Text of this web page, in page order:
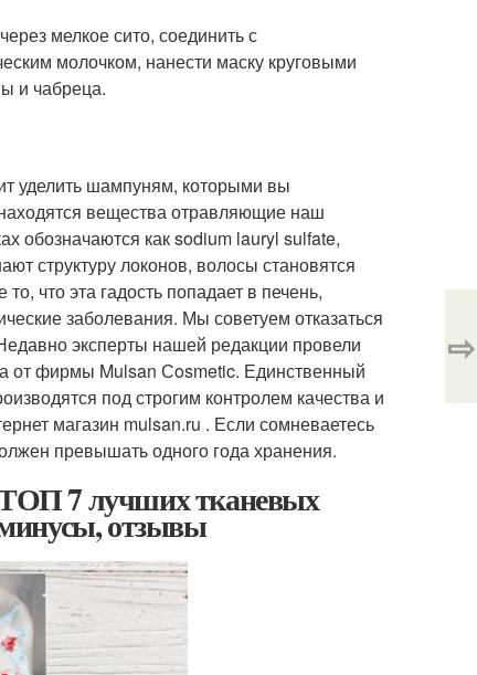
мелкое сито, соединить с
молочком, нанести маску круговыми
и чабреца.
уделить шампуням, которыми вы
вещества отравляющие наш
обозначаются как sodium lauryl sulfate,
структуру локонов, волосы становятся
что эта гадость попадает в печень,
заболевания. Мы советуем отказаться
эксперты нашей редакции провели
от фирмы Mulsan Сosmetic. Единственный
под строгим контролем качества и
магазин mulsan.ru . Если сомневаетесь
превышать одного года хранения.
7 лучших тканевых
отзывы
⇨